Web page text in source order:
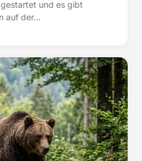
und es gibt
auf der...